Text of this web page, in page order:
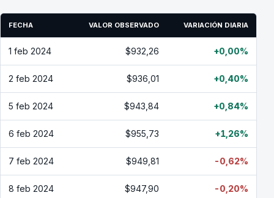
FECHA VALOR OBSERVADO VARIACIÓN DIARIA
1 feb 2024 $932,26 +0,00%
2 feb 2024 $936,01 +0,40%
5 feb 2024 $943,84 +0,84%
6 feb 2024 $955,73 +1,26%
7 feb 2024 $949,81 -0,62%
8 feb 2024 $947,90 -0,20%